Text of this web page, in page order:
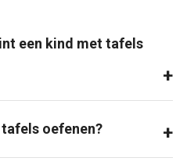
een kind met tafels
oefenen?